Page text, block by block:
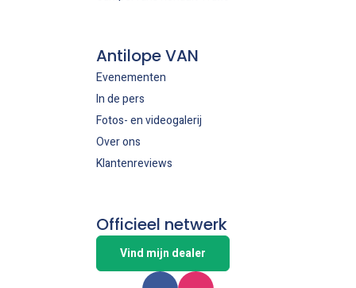
Antilope VAN
Evenementen
In de pers
Fotos- en videogalerij
Over ons
Klantenreviews
Officieel netwerk
Vind mijn dealer